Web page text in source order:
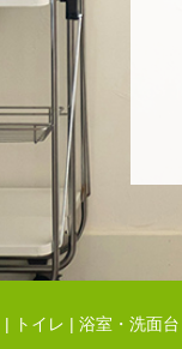
トイレ 浴室・洗面台